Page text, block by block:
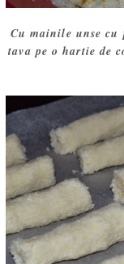
Cu mainile unse cu
tava pe o hartie de